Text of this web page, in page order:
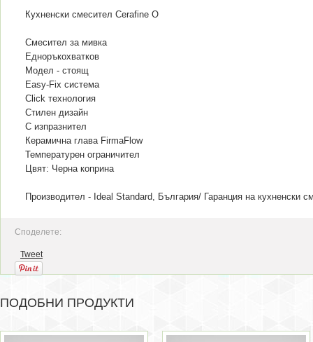
Кухненски смесител Cerafine O
Смесител за мивка
Едноръкохватков
Модел - стоящ
Easy-Fix система
Click технология
Стилен дизайн
С изпразнител
Керамична глава FirmaFlow
Температурен ограничител
Цвят: Черна коприна
Производител - Ideal Standard, България/ Гаранция на кухненски
Споделете:
Tweet
ПОДОБНИ ПРОДУКТИ